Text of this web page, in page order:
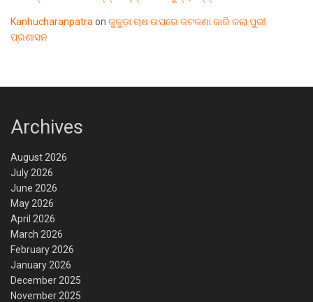
Kanhucharanpatra on କୁକୁଡ଼ା ଚାଷ ଉପରେ କଟକଣା ଜାରି କଲା ପୁରୀ
ପ୍ରଶାସନ
Archives
August 2026
July 2026
June 2026
May 2026
April 2026
March 2026
February 2026
January 2026
December 2025
November 2025